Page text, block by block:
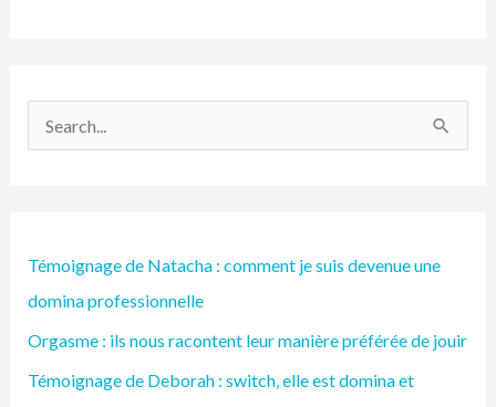
e
r
c
h
Témoignage de Natacha : comment je suis devenue une
domina professionnelle
Orgasme : ils nous racontent leur manière préférée de jouir
Témoignage de Deborah : switch, elle est domina et